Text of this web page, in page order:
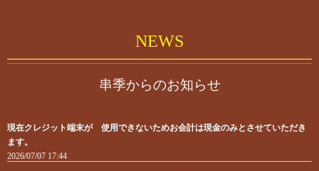
NEWS
串季からのお知らせ
現在クレジット端末が 使用できないためお会計は現金のみとさせていただき
ます。
2026/07/07 17:44